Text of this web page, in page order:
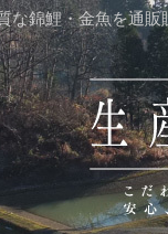
な錦鯉・金魚を通